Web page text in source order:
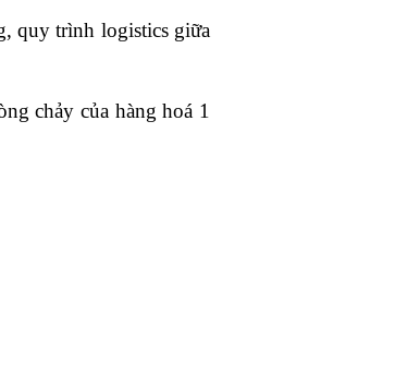
quy trình logistics giữa
chảy của hàng hoá 1